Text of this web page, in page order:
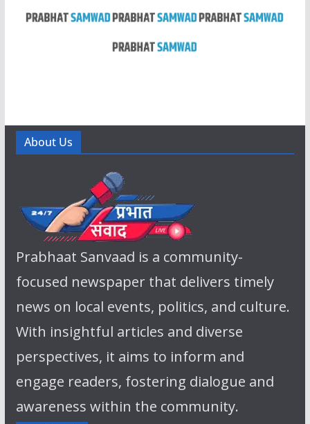
About Us
Prabhaat Sanvaad is a community-
focused newspaper that delivers timely
news on local events, politics, and culture.
With insightful articles and diverse
perspectives, it aims to inform and
engage readers, fostering dialogue and
awareness within the community.